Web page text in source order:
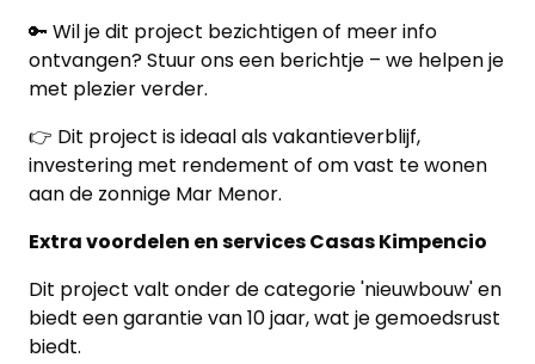
🔑 Wil je dit project bezichtigen of meer info
ontvangen? Stuur ons een berichtje – we helpen je
met plezier verder.
👉 Dit project is ideaal als vakantieverblijf,
investering met rendement of om vast te wonen
aan de zonnige Mar Menor.
Extra voordelen en services Casas Kimpencio
Dit project valt onder de categorie 'nieuwbouw' en
biedt een garantie van 10 jaar, wat je gemoedsrust
biedt.